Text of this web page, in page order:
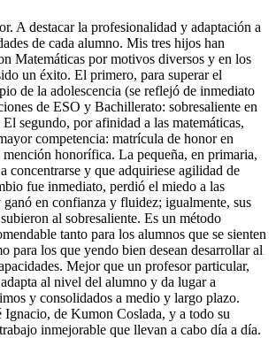
A destacar la profesionalidad y adaptación a
de cada alumno. Mis tres hijos han
Matemáticas por motivos diversos y en los
un éxito. El primero, para superar el
de la adolescencia (se reflejó de inmediato
de ESO y Bachillerato: sobresaliente en
segundo, por afinidad a las matemáticas,
competencia: matrícula de honor en
honorífica. La pequeña, en primaria,
concentrarse y que adquiriese agilidad de
fue inmediato, perdió el miedo a las
ganó en confianza y fluidez; igualmente, sus
al sobresaliente. Es un método
tanto para los alumnos que se sienten
para los que yendo bien desean desarrollar al
Mejor que un profesor particular,
al nivel del alumno y da lugar a
y consolidados a medio y largo plazo.
Ignacio, de Kumon Coslada, y a todo su
inmejorable que llevan a cabo día a día.